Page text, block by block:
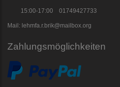
15:00-17:00 01749427733
Mail: lehmfa.r.brik@mailbox.org
Zahlungsmöglichkeiten